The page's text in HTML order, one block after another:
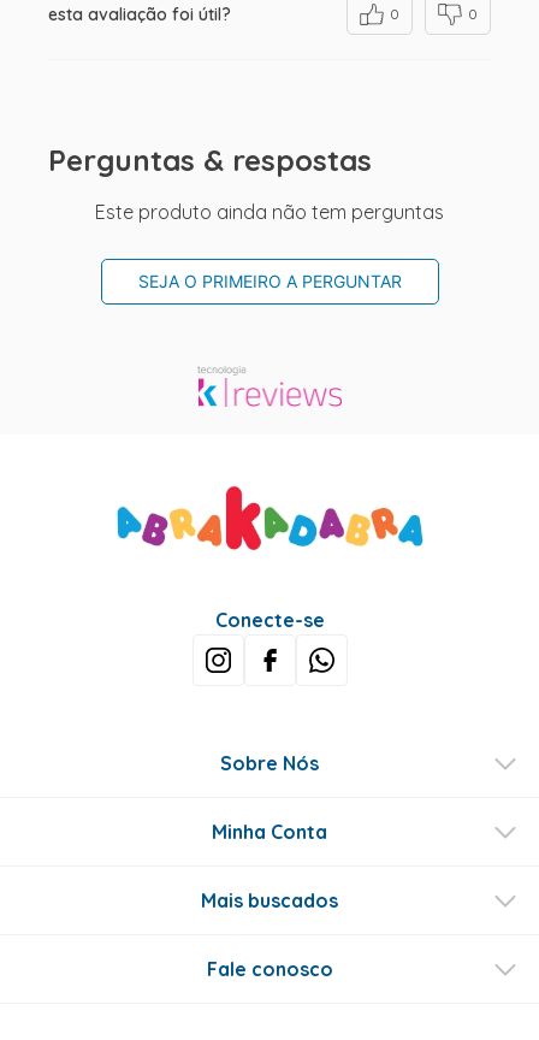
esta avaliação foi útil? 0 0
Perguntas & respostas
Este produto ainda não tem perguntas
SEJA O PRIMEIRO A PERGUNTAR
Conecte-se
Sobre Nós
Minha Conta
Mais buscados
Fale conosco